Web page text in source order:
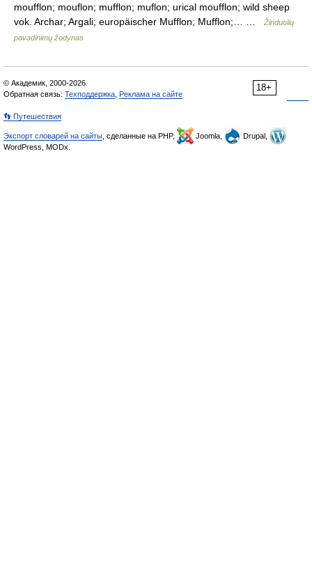
moufflon; mouflon; mufflon; muflon; urical moufflon; wild sheep
vok. Archar; Argali; europäischer Mufflon; Mufflon;… …
Žinduolių
pavadinimų žodynas
18+
© Академик, 2000-2026
Обратная связь: Техподдержка Реклама на сайте
👣 Путешествия
Экспорт словарей на сайты , сделанные на PHP, Joomla,
Drupal,
WordPress, MODx.